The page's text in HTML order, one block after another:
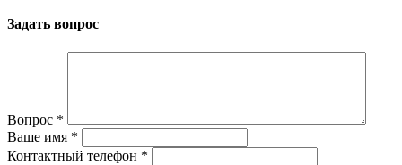
Задать вопрос
Вопрос *
Ваше имя *
Контактный телефон *